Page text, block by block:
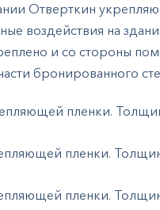
Отверткин
воздействия на
и со стороны
бронированного
пленки.
пленки.
пленки.